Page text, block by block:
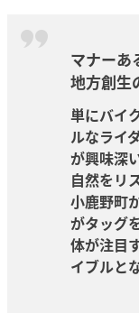
マナーあ
地方創生
単にバイ
ルなライ
が興味深
自然をリ
小鹿野町
がタッグ
体が注目
イブルと